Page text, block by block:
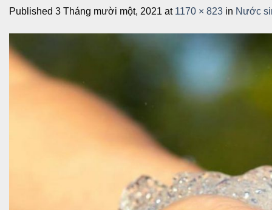
Published 3 Tháng mười một, 2021 at 1170 × 823 in Nước